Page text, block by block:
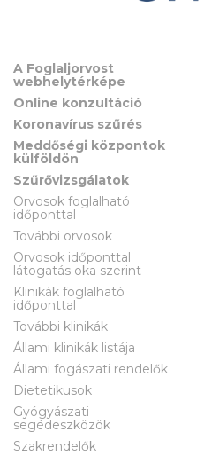
A Foglaljorvost
webhelytérképe
Online konzultáció
Koronavírus szűrés
Meddőségi központok
külföldön
Szűrővizsgálatok
Orvosok foglalható
időponttal
További orvosok
Orvosok időponttal
látogatás oka szerint
Klinikák foglalható
időponttal
További klinikák
Állami klinikák listája
Állami fogászati rendelők
Dietetikusok
Gyógyászati
segédeszközök
Szakrendelők